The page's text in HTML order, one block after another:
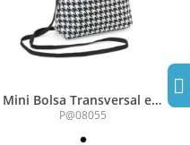
Mini Bolsa Transversal em
Algodão 2L
P@08055